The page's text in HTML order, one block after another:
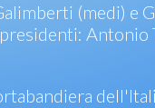
(medi) e